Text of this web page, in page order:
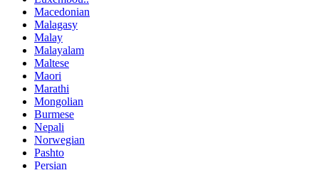
Macedonian
Malagasy
Malay
Malayalam
Maltese
Maori
Marathi
Mongolian
Burmese
Nepali
Norwegian
Pashto
Persian